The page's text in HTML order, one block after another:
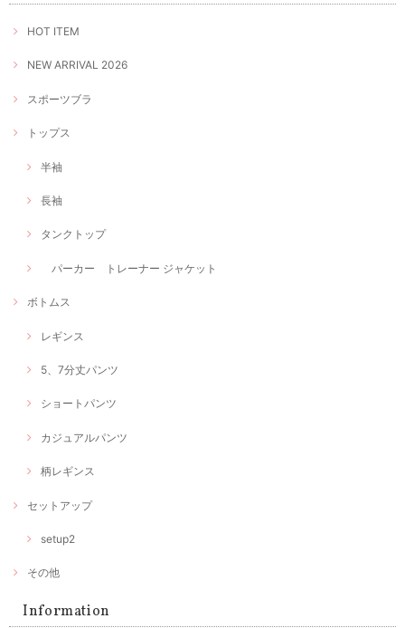
HOT ITEM
NEW ARRIVAL 2026
スポーツブラ
トップス
半袖
長袖
タンクトップ
パーカー トレーナー ジャケット
ボトムス
レギンス
5、7分丈パンツ
ショートパンツ
カジュアルパンツ
柄レギンス
セットアップ
setup2
その他
Information